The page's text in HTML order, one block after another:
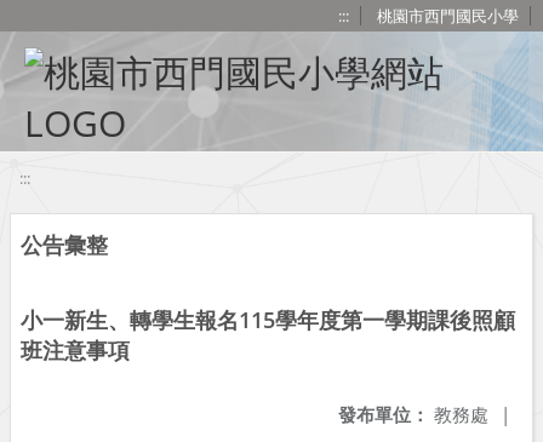
::: 桃園市西門國民小學
:::
公告彙整
小一新生、轉學生報名115學年度第一學期課後照顧
班注意事項
發布單位： 教務處 |